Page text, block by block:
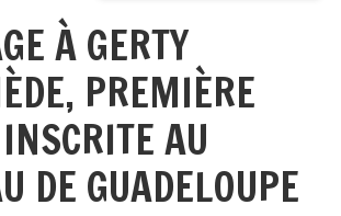
À GERTY
PREMIÈRE
AU
DE GUADELOUPE